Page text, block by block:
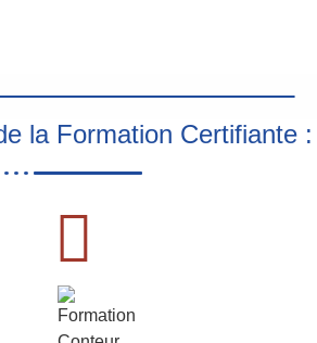
la Formation Certifiante :